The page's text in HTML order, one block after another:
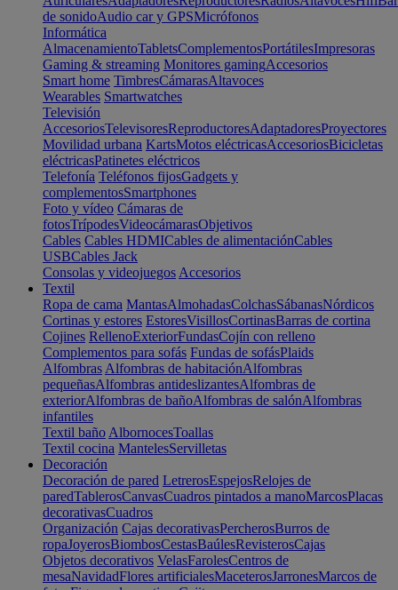
de sonidoAudio car y GPSMicrófonos
Informática
AlmacenamientoTabletsComplementosPortátilesImpresoras
Gaming & streaming Monitores gamingAccesorios
Smart home TimbresCámarasAltavoces
Wearables Smartwatches
Televisión
AccesoriosTelevisoresReproductoresAdaptadoresProyectores
Movilidad urbana KartsMotos eléctricasAccesoriosBicicletas
eléctricasPatinetes eléctricos
Telefonía Teléfonos fijosGadgets y
complementosSmartphones
Foto y vídeo Cámaras de
fotosTrípodesVideocámarasObjetivos
Cables Cables HDMICables de alimentaciónCables
USBCables Jack
Consolas y videojuegos Accesorios
Textil
Ropa de cama MantasAlmohadasColchasSábanasNórdicos
Cortinas y estores EstoresVisillosCortinasBarras de cortina
Cojines RellenoExteriorFundasCojín con relleno
Complementos para sofás Fundas de sofásPlaids
Alfombras Alfombras de habitaciónAlfombras
pequeñasAlfombras antideslizantesAlfombras de
exteriorAlfombras de bañoAlfombras de salónAlfombras
infantiles
Textil baño AlbornocesToallas
Textil cocina MantelesServilletas
Decoración
Decoración de pared LetrerosEspejosRelojes de
paredTablerosCanvasCuadros pintados a manoMarcosPlacas
decorativasCuadros
Organización Cajas decorativasPercherosBurros de
ropaJoyerosBiombosCestasBaúlesRevisterosCajas
Objetos decorativos VelasFarolesCentros de
mesaNavidadFlores artificialesMaceterosJarronesMarcos de